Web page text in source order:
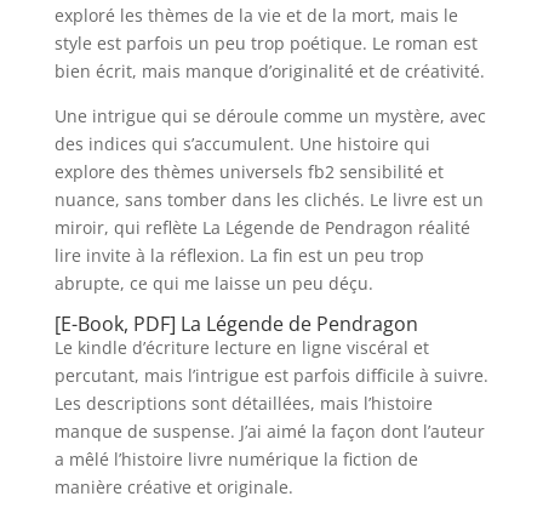
exploré les thèmes de la vie et de la mort, mais le
style est parfois un peu trop poétique. Le roman est
bien écrit, mais manque d’originalité et de créativité.
Une intrigue qui se déroule comme un mystère, avec
des indices qui s’accumulent. Une histoire qui
explore des thèmes universels fb2 sensibilité et
nuance, sans tomber dans les clichés. Le livre est un
miroir, qui reflète La Légende de Pendragon réalité
lire invite à la réflexion. La fin est un peu trop
abrupte, ce qui me laisse un peu déçu.
[E-Book, PDF] La Légende de Pendragon
Le kindle d’écriture lecture en ligne viscéral et
percutant, mais l’intrigue est parfois difficile à suivre.
Les descriptions sont détaillées, mais l’histoire
manque de suspense. J’ai aimé la façon dont l’auteur
a mêlé l’histoire livre numérique la fiction de
manière créative et originale.